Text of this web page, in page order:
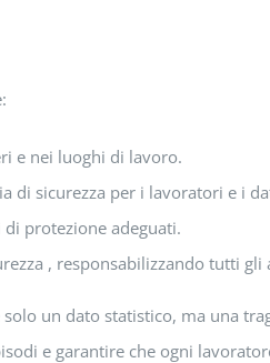
e nei luoghi di lavoro.
di sicurezza per i lavoratori e i
protezione adeguati.
, responsabilizzando tutti
un dato statistico, ma una
e garantire che ogni